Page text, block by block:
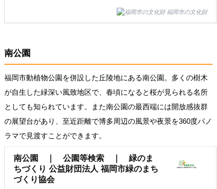
福岡市の文化財
南公園
福岡市動植物公園を併設した丘陵地にある南公園。多くの樹木
が自生した緑深い風致地区で、春頃になると桜が見られる名所
としても知られています。また南公園の最西端には開放感抜群
の展望台があり、至近距離で博多周辺の風景や夜景を360度パノ
ラマで見渡すことができます。
南公園 ｜ 公園等検索 ｜ 緑のま
ちづくり 公益財団法人 福岡市緑のまち
づくり協会